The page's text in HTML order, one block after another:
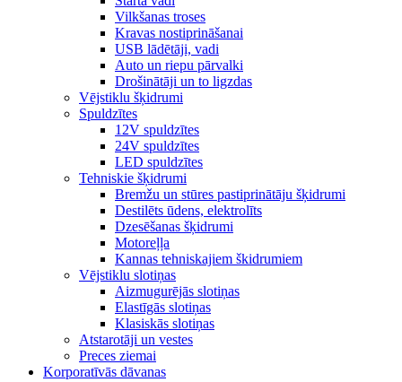
Vilkšanas troses
Kravas nostiprināšanai
USB lādētāji, vadi
Auto un riepu pārvalki
Drošinātāji un to ligzdas
Vējstiklu šķidrumi
Spuldzītes
12V spuldzītes
24V spuldzītes
LED spuldzītes
Tehniskie šķidrumi
Bremžu un stūres pastiprinātāju šķidrumi
Destilēts ūdens, elektrolīts
Dzesēšanas šķidrumi
Motoreļļa
Kannas tehniskajiem škidrumiem
Vējstiklu slotiņas
Aizmugurējās slotiņas
Elastīgās slotiņas
Klasiskās slotiņas
Atstarotāji un vestes
Preces ziemai
Korporatīvās dāvanas